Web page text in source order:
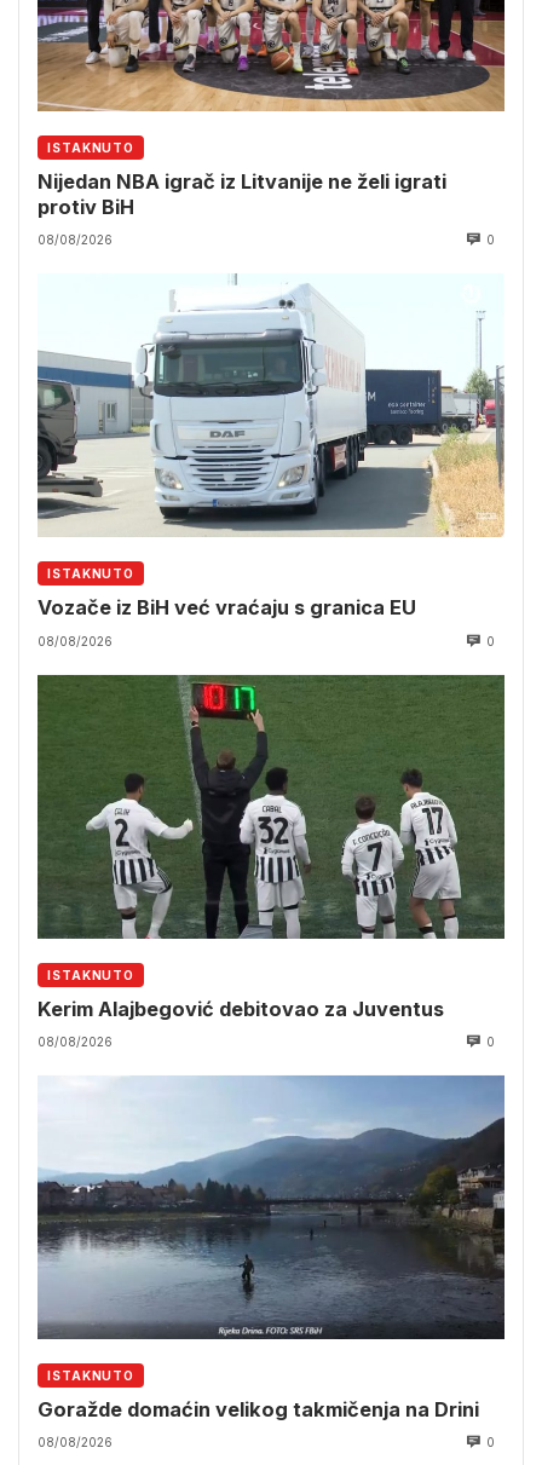
ISTAKNUTO
Nijedan NBA igrač iz Litvanije ne želi igrati
protiv BiH
08/08/2026 0
ISTAKNUTO
Vozače iz BiH već vraćaju s granica EU
08/08/2026 0
ISTAKNUTO
Kerim Alajbegović debitovao za Juventus
08/08/2026 0
ISTAKNUTO
Goražde domaćin velikog takmičenja na Drini
08/08/2026 0